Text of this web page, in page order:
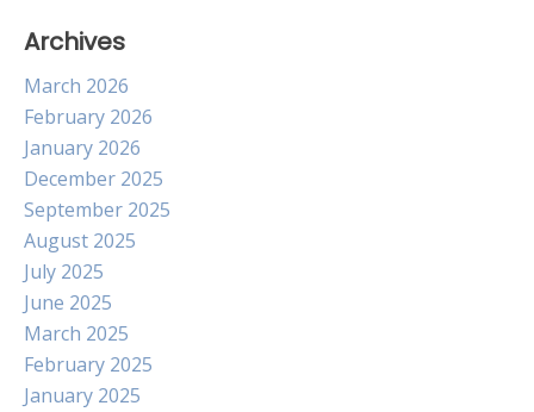
Archives
March 2026
February 2026
January 2026
December 2025
September 2025
August 2025
July 2025
June 2025
March 2025
February 2025
January 2025